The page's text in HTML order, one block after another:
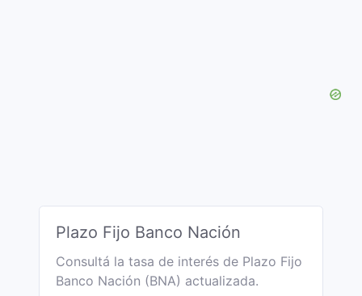
Plazo Fijo Banco Nación
Consultá la tasa de interés de Plazo Fijo
Banco Nación (BNA) actualizada.